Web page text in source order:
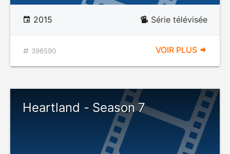
2015 Série télévisée
396590 VOIR PLUS
Heartland - Season 7